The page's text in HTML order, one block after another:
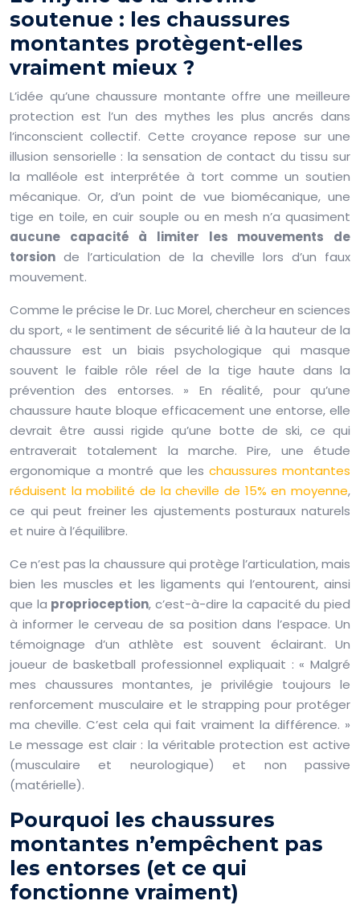
soutenue : les chaussures
montantes protègent-elles
vraiment mieux ?
L’idée qu’une chaussure montante offre une meilleure
protection est l’un des mythes les plus ancrés dans
l’inconscient collectif. Cette croyance repose sur une
illusion sensorielle : la sensation de contact du tissu sur
la malléole est interprétée à tort comme un soutien
mécanique. Or, d’un point de vue biomécanique, une
tige en toile, en cuir souple ou en mesh n’a quasiment
aucune capacité à limiter les mouvements de
torsion de l’articulation de la cheville lors d’un faux
mouvement.
Comme le précise le Dr. Luc Morel, chercheur en sciences
du sport, « le sentiment de sécurité lié à la hauteur de la
chaussure est un biais psychologique qui masque
souvent le faible rôle réel de la tige haute dans la
prévention des entorses. » En réalité, pour qu’une
chaussure haute bloque efficacement une entorse, elle
devrait être aussi rigide qu’une botte de ski, ce qui
entraverait totalement la marche. Pire, une étude
ergonomique a montré que les chaussures montantes
réduisent la mobilité de la cheville de 15% en moyenne,
ce qui peut freiner les ajustements posturaux naturels
et nuire à l’équilibre.
Ce n’est pas la chaussure qui protège l’articulation, mais
bien les muscles et les ligaments qui l’entourent, ainsi
que la proprioception, c’est-à-dire la capacité du pied
à informer le cerveau de sa position dans l’espace. Un
témoignage d’un athlète est souvent éclairant. Un
joueur de basketball professionnel expliquait : « Malgré
mes chaussures montantes, je privilégie toujours le
renforcement musculaire et le strapping pour protéger
ma cheville. C’est cela qui fait vraiment la différence. »
Le message est clair : la véritable protection est active
(musculaire et neurologique) et non passive
(matérielle).
Pourquoi les chaussures
montantes n’empêchent pas
les entorses (et ce qui
fonctionne vraiment)